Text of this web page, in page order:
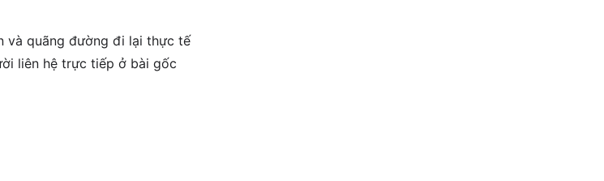
và quãng đường đi lại thực tế
liên hệ trực tiếp ở bài gốc